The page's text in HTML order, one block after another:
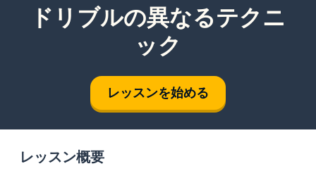
ドリブルの異なるテクニ
ック
レッスンを始める
レッスン概要